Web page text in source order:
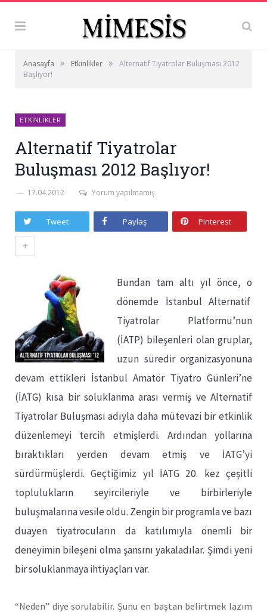
Anasayfa » Etkinlikler »
Alternatif Tiyatrolar Buluşması 2012
Başlıyor!
ETKINLIKLER
Alternatif Tiyatrolar
Buluşması 2012 Başlıyor!
17.04.2012 Yorum yapılmamış
Tweet Paylaş Pinterest
+
Bundan tam altı yıl önce, o
dönemde İstanbul Alternatif
Tiyatrolar Platformu’nun
(İATP) bileşenleri olan gruplar,
uzun süredir organizasyonuna
devam ettikleri İstanbul Amatör Tiyatro Günleri’ne
(İATG) kısa bir soluklanma arası vermiş ve Alternatif
Tiyatrolar Buluşması adıyla daha mütevazi bir etkinlik
düzenlemeyi tercih etmişlerdi. Ardından yollarına
bıraktıkları yerden devam etmiş ve İATG’yi
sürdürmüşlerdi. Geçtiğimiz yıl İATG 20. kez çeşitli
toplulukların seyircileriyle ve birbirleriyle
buluşmalarına vesile oldu. Zengin bir programla ve bazı
duayen tiyatrocuların da katılımıyla önemli bir
deneyimin bileşeni olma şansını yakaladılar. Şimdi yeni
bir soluklanmaya ihtiyaçları var.
“Neden” diye sorulabilir. Şunu en baştan belirtmek lazım